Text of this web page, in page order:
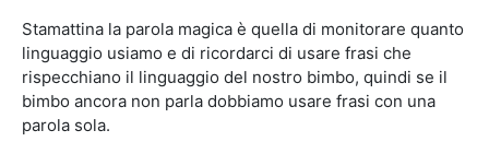
Stamattina la parola magica è quella di monitorare quanto
linguaggio usiamo e di ricordarci di usare frasi che
rispecchiano il linguaggio del nostro bimbo, quindi se il
bimbo ancora non parla dobbiamo usare frasi con una
parola sola.